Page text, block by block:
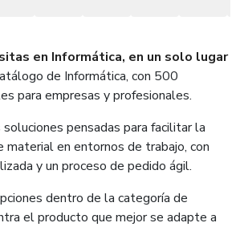
en Informática, en un solo lugar
de Informática, con 500
para empresas y profesionales.
pensadas para facilitar la
material en entornos de trabajo, con
y un proceso de pedido ágil.
dentro de la categoría de
el producto que mejor se adapte a